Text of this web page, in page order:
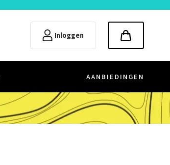
Inloggen
AANBIEDINGEN